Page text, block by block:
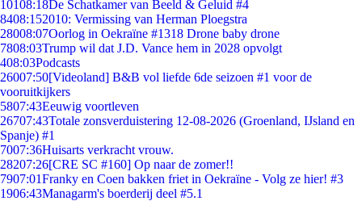
10108:18De Schatkamer van Beeld & Geluid #4
8408:152010: Vermissing van Herman Ploegstra
28008:07Oorlog in Oekraïne #1318 Drone baby drone
7808:03Trump wil dat J.D. Vance hem in 2028 opvolgt
408:03Podcasts
26007:50[Videoland] B&B vol liefde 6de seizoen #1 voor de
vooruitkijkers
5807:43Eeuwig voortleven
26707:43Totale zonsverduistering 12-08-2026 (Groenland, IJsland en
Spanje) #1
7007:36Huisarts verkracht vrouw.
28207:26[CRE SC #160] Op naar de zomer!!
7907:01Franky en Coen bakken friet in Oekraïne - Volg ze hier! #3
1906:43Managarm's boerderij deel #5.1